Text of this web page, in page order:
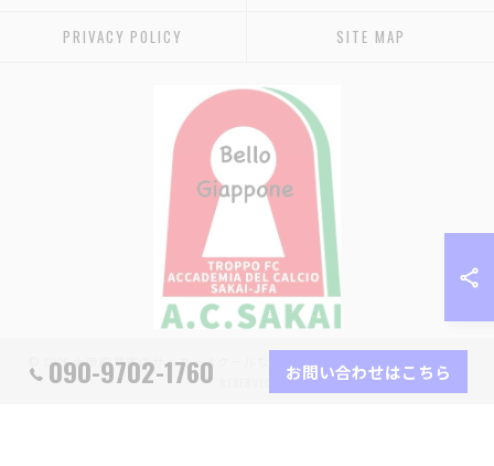
090-9702-1760 お問い合わせはこちら
PRIVACY POLICY SITE MAP
© 2026 大阪府堺市のサッカースクールなら堺少年サッカー協会 ALL RIGHTS